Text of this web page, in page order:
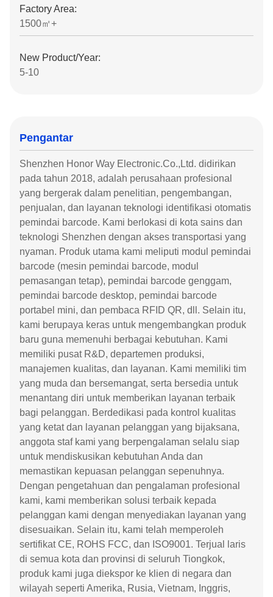
Factory Area:
1500㎡+
New Product/Year:
5-10
Pengantar
Shenzhen Honor Way Electronic.Co.,Ltd. didirikan
pada tahun 2018, adalah perusahaan profesional
yang bergerak dalam penelitian, pengembangan,
penjualan, dan layanan teknologi identifikasi otomatis
pemindai barcode. Kami berlokasi di kota sains dan
teknologi Shenzhen dengan akses transportasi yang
nyaman. Produk utama kami meliputi modul pemindai
barcode (mesin pemindai barcode, modul
pemasangan tetap), pemindai barcode genggam,
pemindai barcode desktop, pemindai barcode
portabel mini, dan pembaca RFID QR, dll. Selain itu,
kami berupaya keras untuk mengembangkan produk
baru guna memenuhi berbagai kebutuhan. Kami
memiliki pusat R&D, departemen produksi,
manajemen kualitas, dan layanan. Kami memiliki tim
yang muda dan bersemangat, serta bersedia untuk
menantang diri untuk memberikan layanan terbaik
bagi pelanggan. Berdedikasi pada kontrol kualitas
yang ketat dan layanan pelanggan yang bijaksana,
anggota staf kami yang berpengalaman selalu siap
untuk mendiskusikan kebutuhan Anda dan
memastikan kepuasan pelanggan sepenuhnya.
Dengan pengetahuan dan pengalaman profesional
kami, kami memberikan solusi terbaik kepada
pelanggan kami dengan menyediakan layanan yang
disesuaikan. Selain itu, kami telah memperoleh
sertifikat CE, ROHS FCC, dan ISO9001. Terjual laris
di semua kota dan provinsi di seluruh Tiongkok,
produk kami juga diekspor ke klien di negara dan
wilayah seperti Amerika, Rusia, Vietnam, Inggris,